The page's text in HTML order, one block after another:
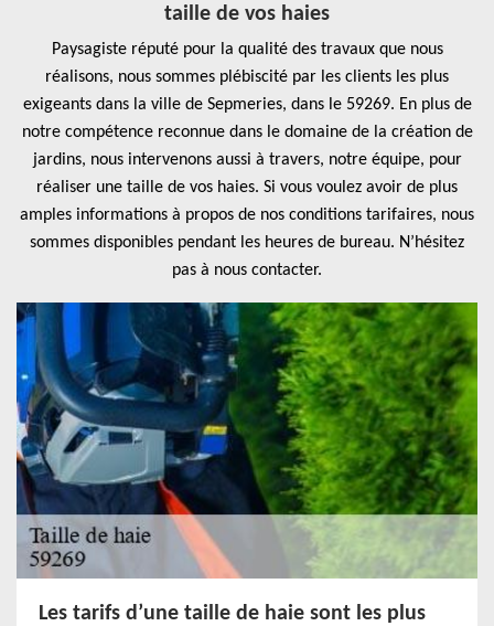
taille de vos haies
Paysagiste réputé pour la qualité des travaux que nous
réalisons, nous sommes plébiscité par les clients les plus
exigeants dans la ville de Sepmeries, dans le 59269. En plus de
notre compétence reconnue dans le domaine de la création de
jardins, nous intervenons aussi à travers, notre équipe, pour
réaliser une taille de vos haies. Si vous voulez avoir de plus
amples informations à propos de nos conditions tarifaires, nous
sommes disponibles pendant les heures de bureau. N’hésitez
pas à nous contacter.
Les tarifs d’une taille de haie sont les plus